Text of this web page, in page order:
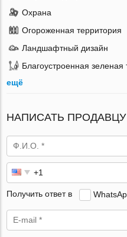
Охрана
Огороженная территория
Ландшафтный дизайн
Благоустроенная зеленая
ещё
НАПИСАТЬ ПРОДАВЦУ
Получить ответ в